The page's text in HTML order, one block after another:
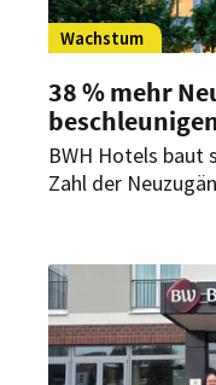
Wachstum
38 % mehr
BWH Hotels baut
Zahl der